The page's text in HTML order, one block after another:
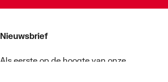
Nieuwsbrief
Als eerste op de hoogte van onze